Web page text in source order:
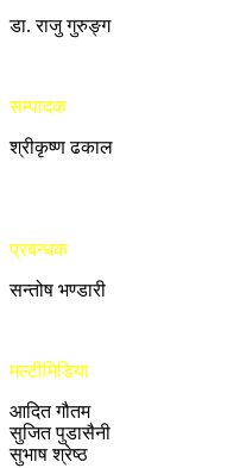
डा. राजु गुरुङ्ग
सम्पादक
श्रीकृष्ण ढकाल
प्रबन्धक
सन्तोष भण्डारी
मल्टीमिडिया
आदित गौतम
सुजित पुडासैनी
सुभाष श्रेष्ठ